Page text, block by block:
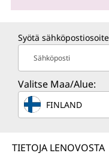
Syötä
Sähköposti
Valitse Maa/Alue:
FINLAND
TIETOJA LENOVOSTA